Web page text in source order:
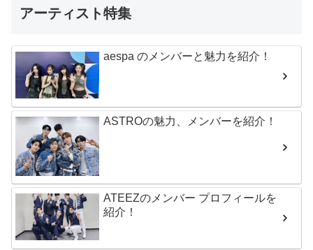
アーティスト特集
aespa のメンバーと魅力を紹介！
ASTROの魅力、メンバーを紹介！
ATEEZのメンバー プロフィールを
紹介！